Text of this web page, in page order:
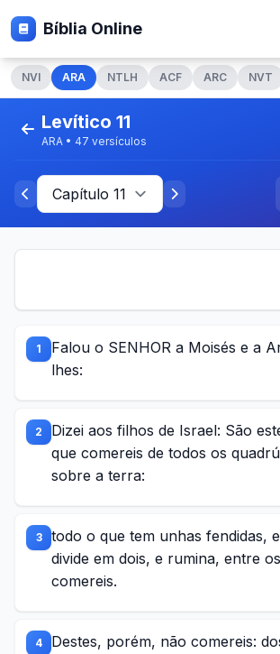
Bíblia Online
NVI ARA NTLH ACF ARC NVT
Levítico 11
ARA • 47 versículos
1
Falou o SENHOR a Moisés e a
lhes:
2
Dizei aos filhos de Israel: São
que comereis de todos os
sobre a terra:
3
todo o que tem unhas fendidas,
divide em dois, e rumina, entre
comereis.
4
Destes, porém, não comereis: